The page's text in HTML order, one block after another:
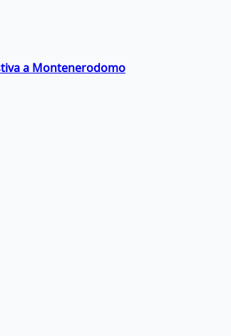
a Montenerodomo